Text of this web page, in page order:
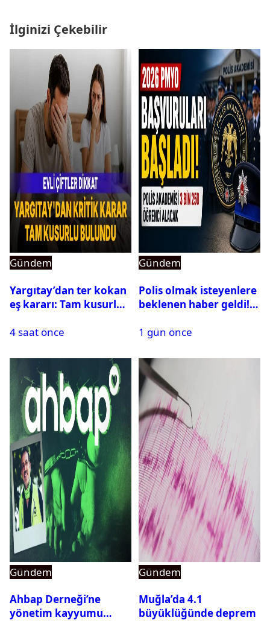
İlginizi Çekebilir
Gündem
Yargıtay’dan ter kokan
eş kararı: Tam kusurlu
4 saat önce
Gündem
Polis olmak isteyenlere
beklenen haber geldi!
1 gün önce
Gündem
Ahbap Derneği’ne
yönetim kayyumu
Gündem
Muğla’da 4.1
büyüklüğünde deprem